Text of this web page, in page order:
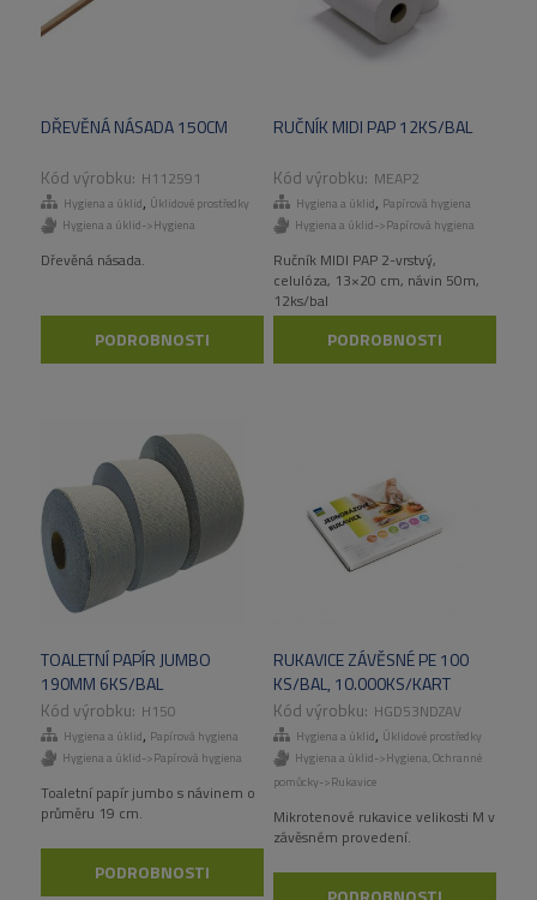
DŘEVĚNÁ NÁSADA 150CM
H112591
Hygiena a úklid, Úklidové prostředky
Hygiena a úklid->Hygiena
Dřevěná násada.
PODROBNOSTI
RUČNÍK MIDI PAP 12KS/BAL
MEAP2
Hygiena a úklid, Papírová hygiena
Hygiena a úklid->Papírová hygiena
Ručník MIDI PAP 2-vrstvý,
celulóza, 13×20 cm, návin 50m,
12ks/bal
PODROBNOSTI
TOALETNÍ PAPÍR JUMBO
190MM 6KS/BAL
H150
Hygiena a úklid, Papírová hygiena
Hygiena a úklid->Papírová hygiena
Toaletní papír jumbo s návinem o
průměru 19 cm.
PODROBNOSTI
RUKAVICE ZÁVĚSNÉ PE 100
KS/BAL, 10.000KS/KART
HGD53NDZAV
Hygiena a úklid, Úklidové prostředky
Hygiena a úklid->Hygiena Ochranné
pomůcky->Rukavice
Mikrotenové rukavice velikosti M v
závěsném provedení.